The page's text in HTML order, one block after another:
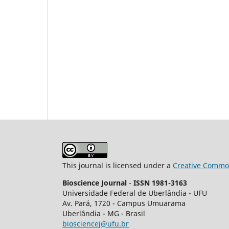
This journal is licensed under a Creative
Bioscience Journal - ISSN 1981-3163
Universidade Federal de Uberlândia - UFU
Av. Pará, 1720 - Campus Umuarama
Uberlândia - MG - Brasil
biosciencej@ufu.br